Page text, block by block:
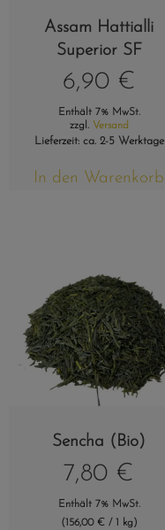
Assam Hattialli
Superior SF
6,90 €
Enthält 7% MwSt.
zzgl. Versand
Lieferzeit: ca. 2-5 Werktage
In den Warenkorb
Sencha (Bio)
7,80 €
Enthält 7% MwSt.
(156,00 € / 1 kg)